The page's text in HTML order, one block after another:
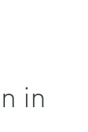
in